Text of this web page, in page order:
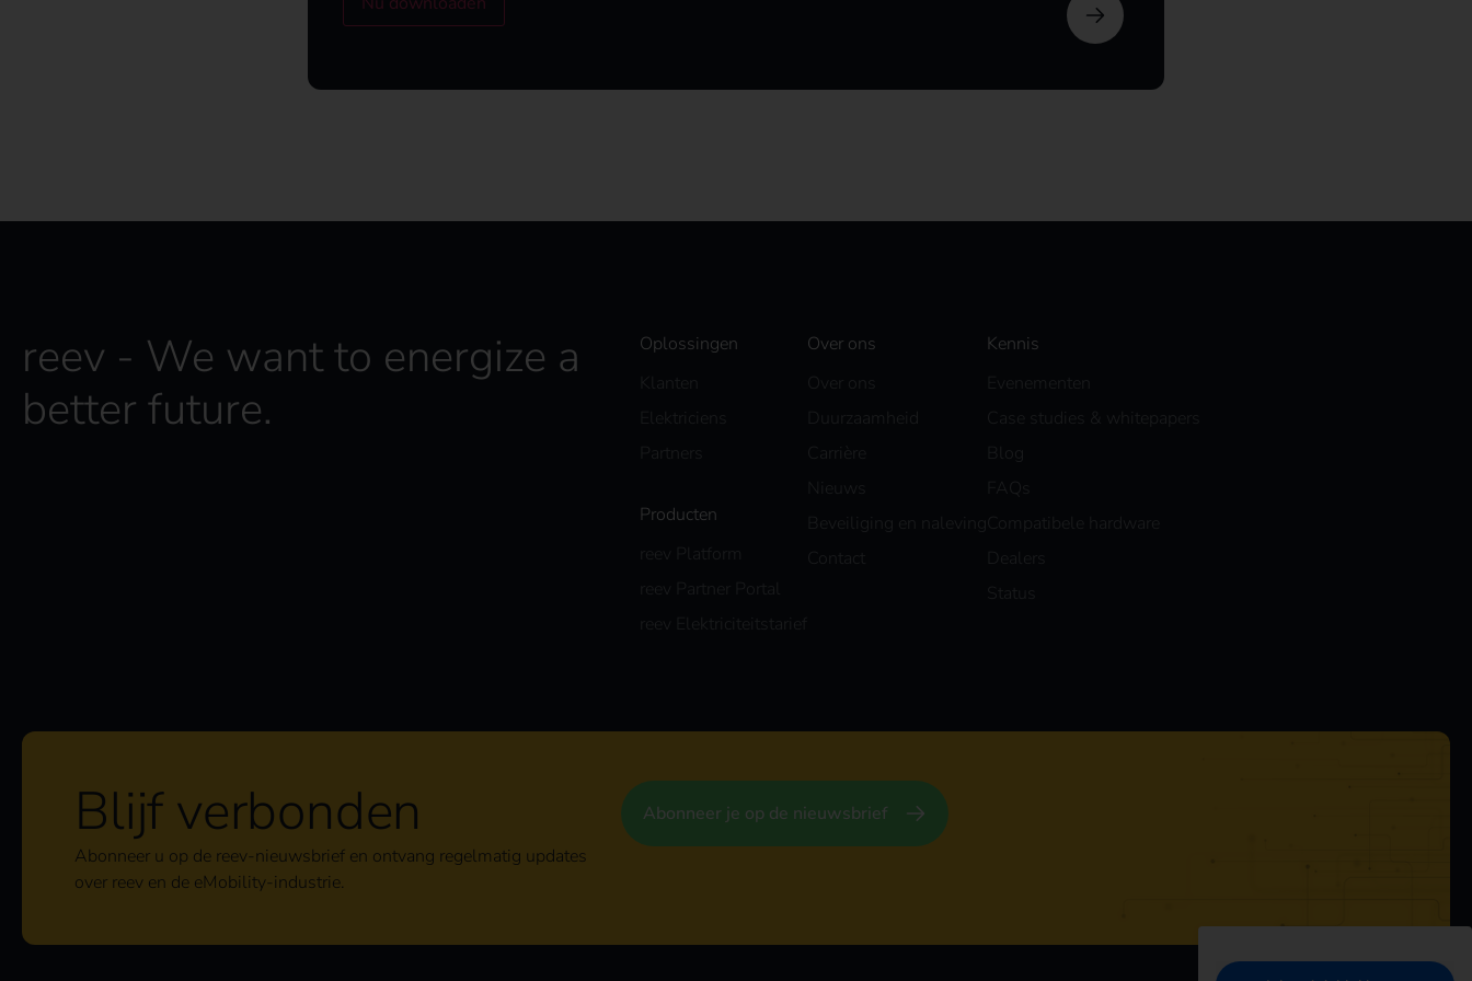
s
l
reev - We want to energize a
better future.
Oplossingen
Producten
Over ons
Kennis
Blijf verbonden
Abonneer u op de reev-nieuwsbrief en ontvang regelmatig updates
over reev en de eMobility-industrie.
Abonneer je op de nieuwsbrief